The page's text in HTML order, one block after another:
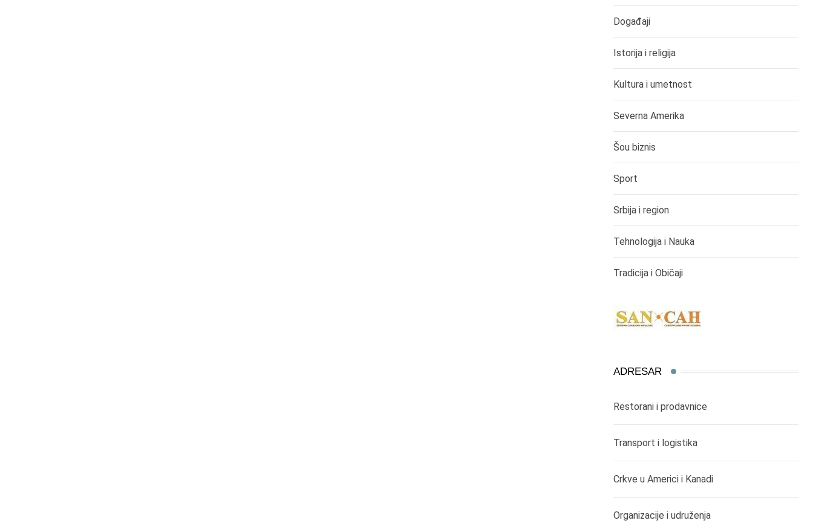
Događaji
Istorija i religija
Kultura i umetnost
Severna Amerika
Šou biznis
Sport
Srbija i region
Tehnologija i Nauka
Tradicija i Običaji
ADRESAR
Restorani i prodavnice
Transport i logistika
Crkve u Americi i Kanadi
Organizacije i udruženja